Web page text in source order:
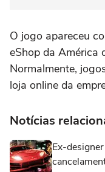
O jogo apareceu
eShop da América
Normalmente,
loja online da
Notícias
Ex-